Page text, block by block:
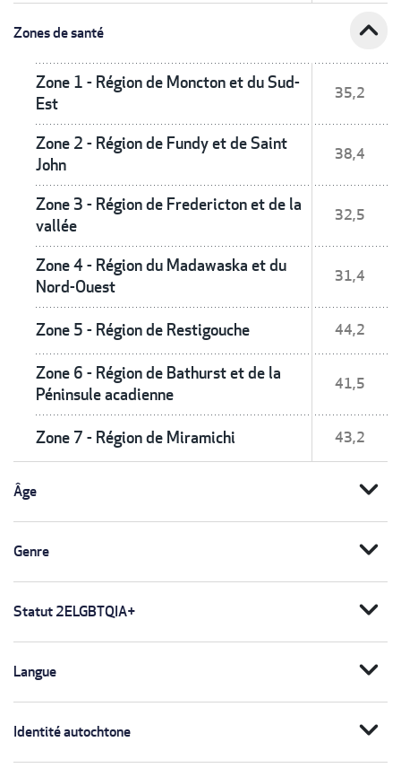
Zones de santé expand_less
Zone 1 - Région de Moncton et du Sud-
Est
35,2
Zone 2 - Région de Fundy et de Saint
John
38,4
Zone 3 - Région de Fredericton et de la
vallée
32,5
Zone 4 - Région du Madawaska et du
Nord-Ouest
31,4
Zone 5 - Région de Restigouche 44,2
Zone 6 - Région de Bathurst et de la
Péninsule acadienne
41,5
Zone 7 - Région de Miramichi 43,2
Âge expand_more
Genre expand_more
Statut 2ELGBTQIA+ expand_more
Langue expand_more
Identité autochtone expand_more